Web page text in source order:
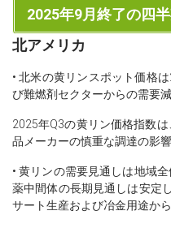
2025年9月終了の四
北アメリカ
• 北米の黄リンスポット価格
び難燃剤セクターからの需要
2025年Q3の黄リン価格指数
品メーカーの慎重な調達の影
• 黄リンの需要見通しは地域
薬中間体の長期見通しは安定
サート生産および冶金用途か